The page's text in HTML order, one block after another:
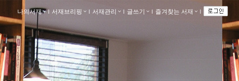
나의서재 ｌ 서재브리핑 ｌ 서재관리 ｌ 글쓰기 ｌ 즐겨찾는 서재 ｌ